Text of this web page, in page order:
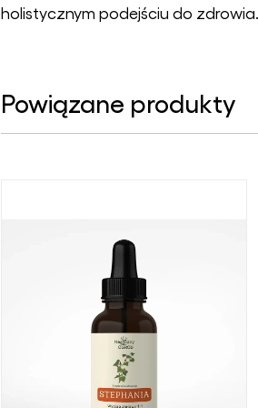
holistycznym podejściu do zdrowia.
Powiązane produkty